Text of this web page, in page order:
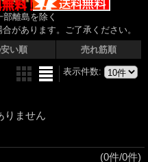
離島を除く
があります。ご了承ください。
い順 売れ筋順
表示件数:
りません
(0件/0件)